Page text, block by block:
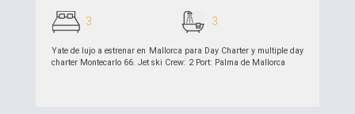
3 3
Yate de lujo a estrenar en Mallorca para Day Charter y multiple day
charter Montecarlo 66. Jet ski Crew: 2 Port: Palma de Mallorca